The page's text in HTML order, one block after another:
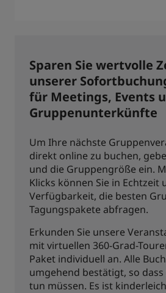
Sparen Sie wertvolle
unserer
für Meetings, Events
Gruppenunterkünfte
Um Ihre nächste
direkt online zu buchen,
und die Gruppengröße ein.
Klicks können Sie in Echtzeit
Verfügbarkeit, die besten
Tagungspakete abfragen.
Erkunden Sie unsere
mit virtuellen 360-Grad-
Paket individuell an. Alle
umgehend bestätigt, so
tun müssen. Es ist